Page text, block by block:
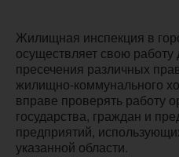
Жилищная инспекция в
осуществляет свою
пресечения различных
жилищно-коммунального
вправе проверять работу
государства, граждан и
предприятий,
указанной области.